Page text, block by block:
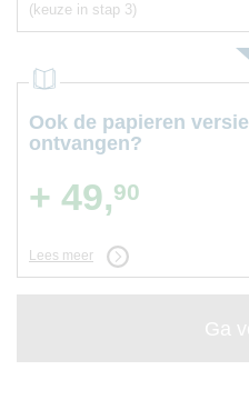
(keuze in stap 3)
Ook de papieren versie
ontvangen?
+ 49,90
Lees meer